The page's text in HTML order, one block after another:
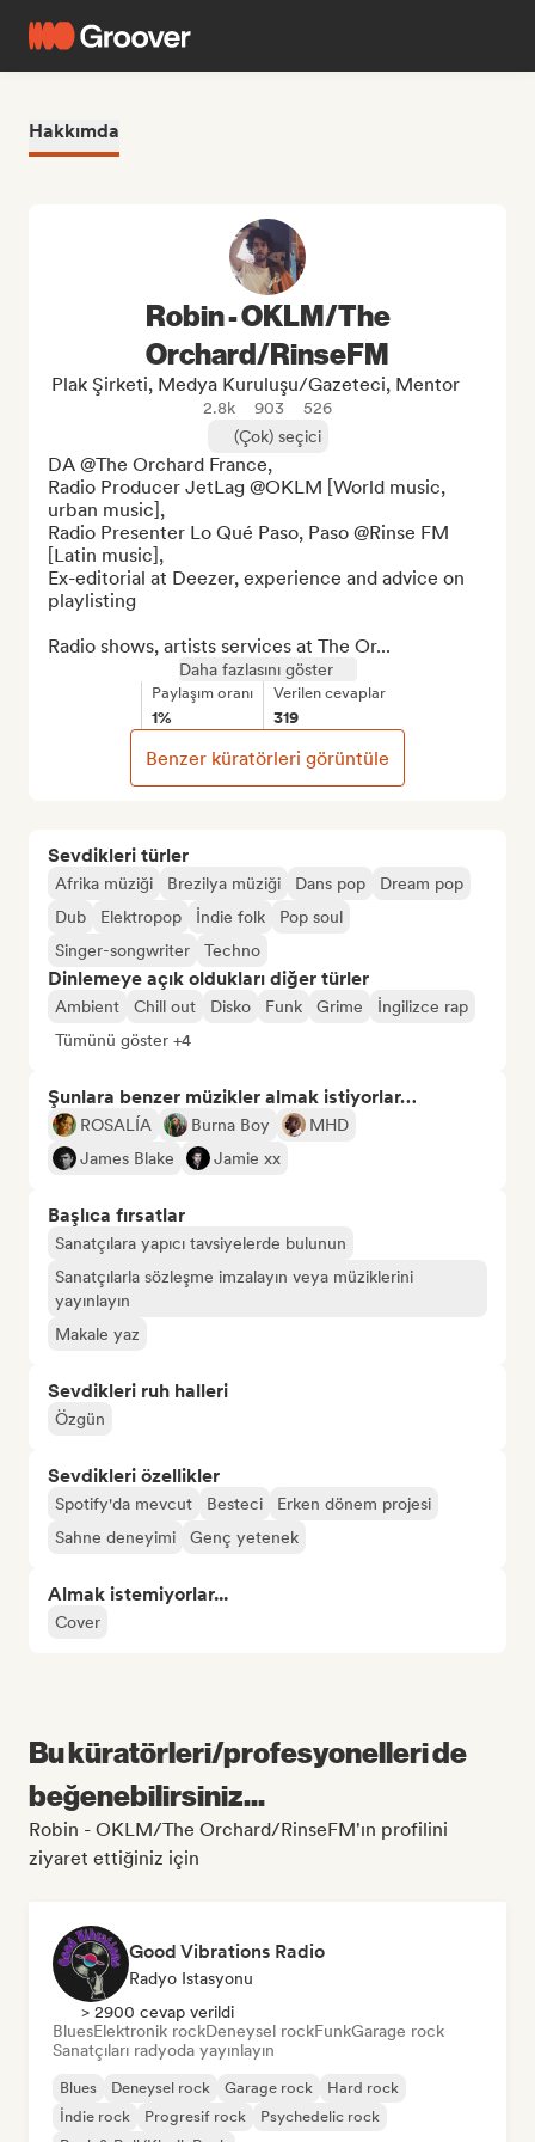
Hakkımda
Sevdikleri türler
Afrika müziği Brezilya müziği Dans pop
Dream pop
Dub
Elektropop İndie folk
Pop soul
Singer-songwriter
Techno
Dinlemeye açık oldukları diğer türler
Ambient Chill out Disko Funk Grime
İngilizce rap
Tümünü göster +4
Şunlara benzer müzikler almak istiyorlar…
ROSALÍA Burna Boy
MHD
James Blake
Jamie xx
Başlıca fırsatlar
Sanatçılara yapıcı tavsiyelerde bulunun
Sanatçılarla sözleşme imzalayın veya müziklerini
yayınlayın
Makale yaz
Sevdikleri ruh halleri
Özgün
Sevdikleri özellikler
Spotify'da mevcut Besteci
Erken dönem projesi
Sahne deneyimi
Genç yetenek
Almak istemiyorlar...
Cover
Robin - OKLM/The
Orchard/RinseFM
Plak Şirketi, Medya Kuruluşu/Gazeteci, Mentor
2.8k 903
526
(Çok) seçici
DA @The Orchard France,
Radio Producer JetLag @OKLM [World music,
urban music],
Radio Presenter Lo Qué Paso, Paso @Rinse FM
[Latin music],
Ex-editorial at Deezer, experience and advice on
playlisting
Radio shows, artists services at The Or...
Daha fazlasını göster
Paylaşım oranı
1%
Verilen cevaplar
319
Benzer küratörleri görüntüle
Bu küratörleri/profesyonelleri de
beğenebilirsiniz...
Robin - OKLM/The Orchard/RinseFM'ın profilini
ziyaret ettiğiniz için
Good Vibrations Radio
Radyo Istasyonu
> 2900 cevap verildi
BluesElektronik rockDeneysel rockFunkGarage rock
Sanatçıları radyoda yayınlayın
Blues Deneysel rock Garage rock
Hard rock
İndie rock
Progresif rock
Psychedelic rock